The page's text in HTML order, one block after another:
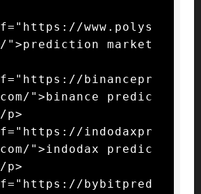
www.polys
">prediction market
binancepr
">binance predic
p>
indodaxpr
">indodax predic
p>
bybitpred